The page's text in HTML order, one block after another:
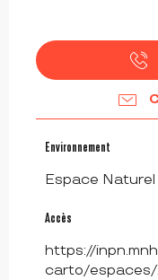
Environnement
Environnement
Espace Naturel
Accès
Accès
https://
carto/